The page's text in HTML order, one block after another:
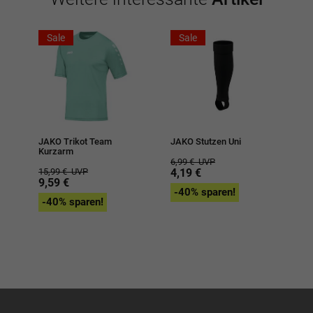
Sale
JAKO Trikot Team
Kurzarm
15,99 €UVP
9,59 €
-40% sparen!
Sale
JAKO Stutzen Uni
6,99 €UVP
4,19 €
-40% sparen!